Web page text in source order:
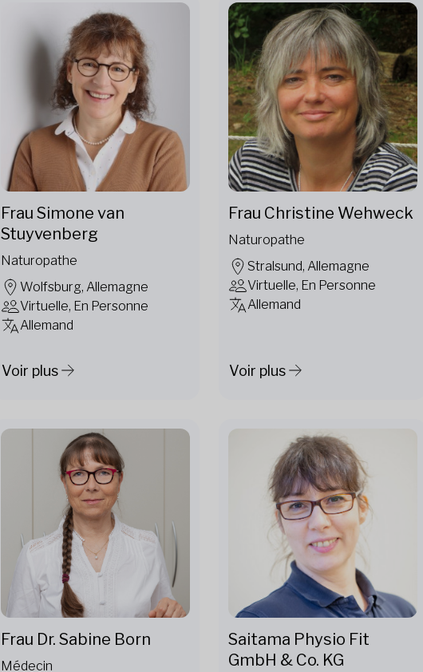
Frau Simone van
Stuyvenberg
Naturopathe
Wolfsburg, Allemagne
Virtuelle, En Personne
Allemand
Voir plus
Frau Christine Wehweck
Naturopathe
Stralsund, Allemagne
Virtuelle, En Personne
Allemand
Voir plus
Frau Dr. Sabine Born
Médecin
Saitama Physio Fit
GmbH & Co. KG